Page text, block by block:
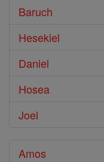
Baruch
Hesekiel
Daniel
Hosea
Joel
Amos